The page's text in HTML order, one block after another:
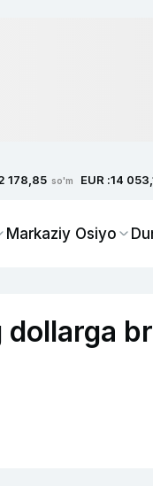
178,85 so'm EUR :14
Markaziy Osiyo
dollarga